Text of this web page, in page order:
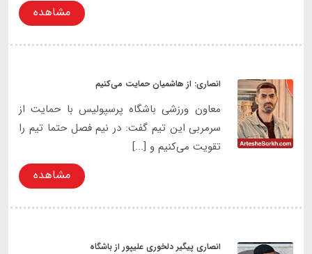
مشاهده
انصاری: از هاشمیان حمایت می‌کنیم
معاون ورزشی باشگاه پرسپولیس با حمایت از
سرمربی این تیم گفت: در نیم فصل حتما تیم را
تقویت می‌کنیم و [...]
مشاهده
انصاری پیگیر دلخوری علیپور از باشگاه